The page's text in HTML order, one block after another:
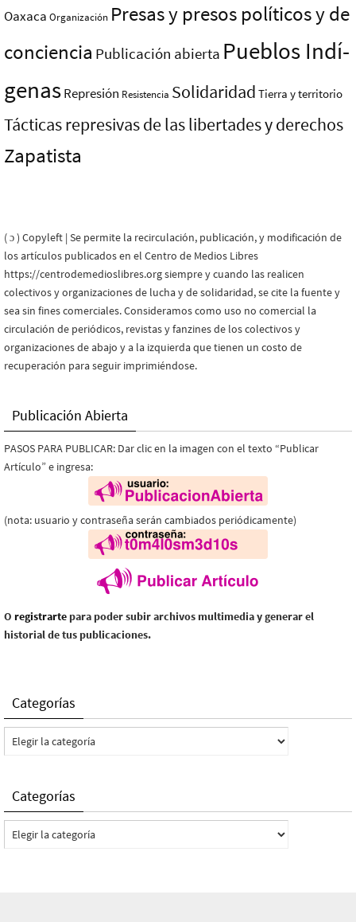
Oaxaca Organización Presas y presos polí­ticos y de
conciencia Publicación abierta Pueblos Indí­
genasRepresión Resistencia Solidaridad Tierra y territorio
Tácticas represivas de las libertades y derechos
Zapatista
( ɔ ) Copyleft | Se permite la recirculación, publicación, y modificación de
los artículos publicados en el Centro de Medios Libres
https://centrodemedioslibres.org siempre y cuando las realicen
colectivos y organizaciones de lucha y de solidaridad, se cite la fuente y
sea sin fines comerciales. Consideramos como uso no comercial la
circulación de periódicos, revistas y fanzines de los colectivos y
organizaciones de abajo y a la izquierda que tienen un costo de
recuperación para seguir imprimiéndose.
Publicación Abierta
PASOS PARA PUBLICAR: Dar clic en la imagen con el texto “Publicar
Artículo” e ingresa:
(nota: usuario y contraseña serán cambiados periódicamente)
O registrarte para poder subir archivos multimedia y generar el
historial de tus publicaciones.
Categorías
Categorías
Categorías
Categorías